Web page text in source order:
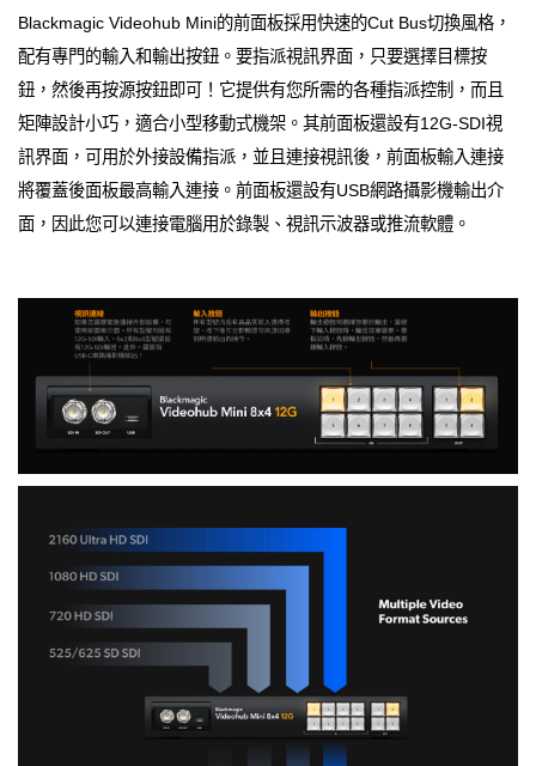
Blackmagic Videohub Mini的前面板採用快速的Cut Bus切換風格，
配有專門的輸入和輸出按鈕。要指派視訊界面，只要選擇目標按
鈕，然後再按源按鈕即可！它提供有您所需的各種指派控制，而且
矩陣設計小巧，適合小型移動式機架。其前面板還設有12G-SDI視
訊界面，可用於外接設備指派，並且連接視訊後，前面板輸入連接
將覆蓋後面板最高輸入連接。前面板還設有USB網路攝影機輸出介
面，因此您可以連接電腦用於錄製、視訊示波器或推流軟體。